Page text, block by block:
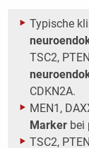
Typische
TSC2,
CDKN2A.
MEN1,
Markerbei
TSC2,